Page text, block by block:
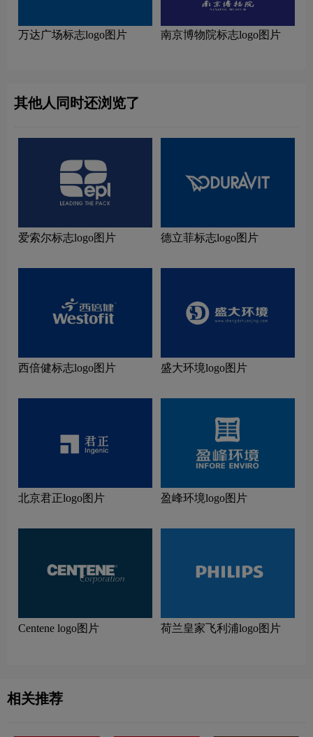
万达广场标志logo图片 南京博物院标志logo图片
其他人同时还浏览了
爱索尔标志logo图片 德立菲标志logo图片
西倍健标志logo图片 盛大环境logo图片
北京君正logo图片 盈峰环境logo图片
Centene logo图片 荷兰皇家飞利浦logo图片
相关推荐